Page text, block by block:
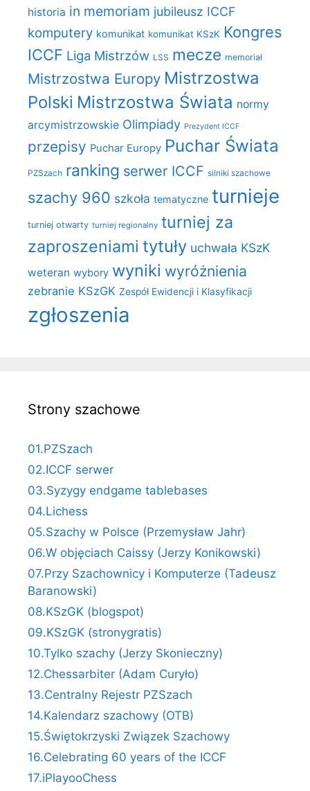
historia in memoriam jubileusz ICCF
komputery komunikat komunikat KSzK Kongres
ICCF Liga Mistrzów LSS mecze memoriał
Mistrzostwa Europy Mistrzostwa
Polski Mistrzostwa Świata normy
arcymistrzowskie Olimpiady Prezydent ICCF
przepisy Puchar Europy Puchar Świata
PZSzach ranking serwer ICCF silniki szachowe
szachy 960 szkoła tematyczne turnieje
turniej otwarty turniej regionalny turniej za
zaproszeniami tytuły uchwała KSzK
weteran wybory wyniki wyróżnienia
zebranie KSzGK Zespół Ewidencji i Klasyfikacji
zgłoszenia
Strony szachowe
01.PZSzach
02.ICCF serwer
03.Syzygy endgame tablebases
04.Lichess
05.Szachy w Polsce (Przemysław Jahr)
06.W objęciach Caissy (Jerzy Konikowski)
07.Przy Szachownicy i Komputerze (Tadeusz
Baranowski)
08.KSzGK (blogspot)
09.KSzGK (stronygratis)
10.Tylko szachy (Jerzy Skonieczny)
12.Chessarbiter (Adam Curyło)
13.Centralny Rejestr PZSzach
14.Kalendarz szachowy (OTB)
15.Świętokrzyski Związek Szachowy
16.Celebrating 60 years of the ICCF
17.iPlayooChess